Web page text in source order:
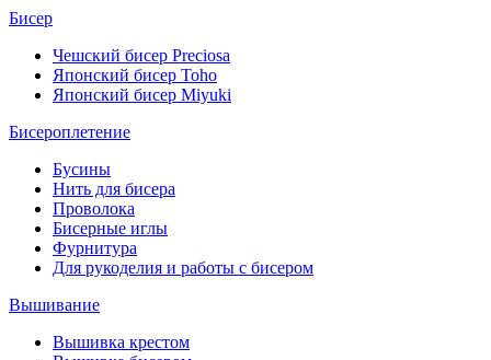
Бисер
Чешский бисер Preciosa
Японский бисер Toho
Японский бисер Miyuki
Бисероплетение
Бусины
Нить для бисера
Проволока
Бисерные иглы
Фурнитура
Для рукоделия и работы с бисером
Вышивание
Вышивка крестом